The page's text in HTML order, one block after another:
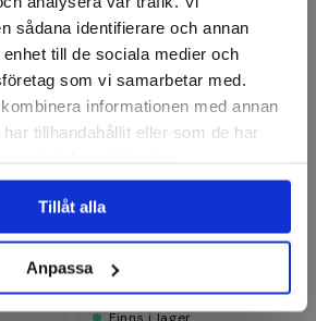
sådana identifierare och annan
till de sociala medier och
som vi samarbetar med.
informationen med annan
tillhandahållit eller som de har
Tillåt alla
Anpassa
XF870
19 kr
Finns i lager